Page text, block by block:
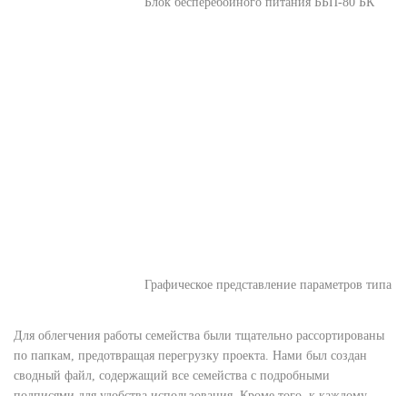
Графическое представление параметров типа
Для облегчения работы семейства были тщательно рассортированы
по папкам, предотвращая перегрузку проекта. Нами был создан
сводный файл, содержащий все семейства с подробными